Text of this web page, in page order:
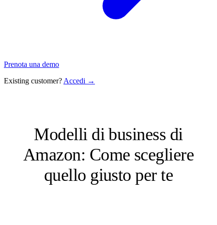
Prenota una demo
Existing customer? Accedi →
Modelli di business di
Amazon: Come scegliere
quello giusto per te